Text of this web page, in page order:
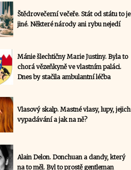
Štědrovečerní večeře. Stát od státu to je
jiné. Některé národy ani rybu nejedí
Mánie šlechtičny Marie Justiny. Byla to
chorá vězeňkyně ve vlastním paláci.
Dnes by stačila ambulantní léčba
Vlasový skalp. Mastné vlasy, lupy, jejich
vypadávání a jak na ně?
Alain Delon. Donchuan a dandy, který
na to měl. Byl to prostě gentleman